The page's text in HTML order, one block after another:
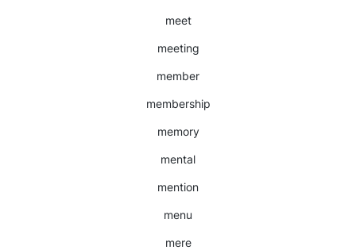
meet
meeting
member
membership
memory
mental
mention
menu
mere